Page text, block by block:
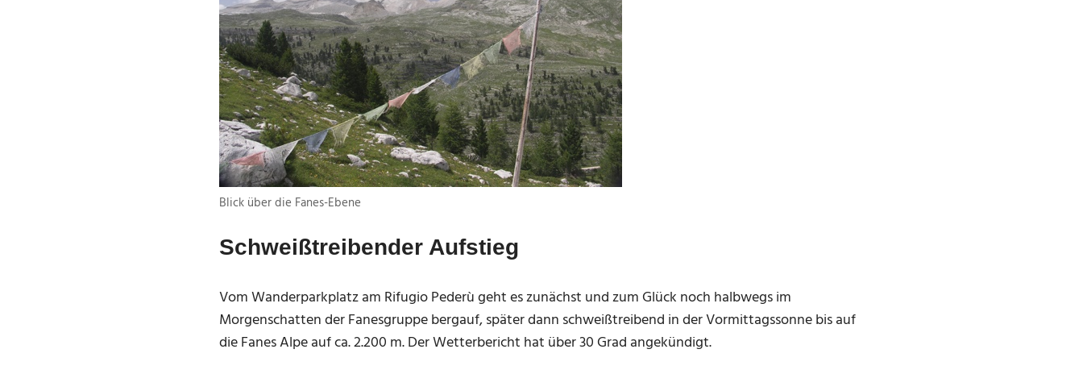
Blick über die Fanes-Ebene
Schweißtreibender Aufstieg
Vom Wanderparkplatz am Rifugio Pederù geht es zunächst und zum Glück noch halbwegs im
Morgenschatten der Fanesgruppe bergauf, später dann schweißtreibend in der Vormittagssonne bis auf
die Fanes Alpe auf ca. 2.200 m. Der Wetterbericht hat über 30 Grad angekündigt.